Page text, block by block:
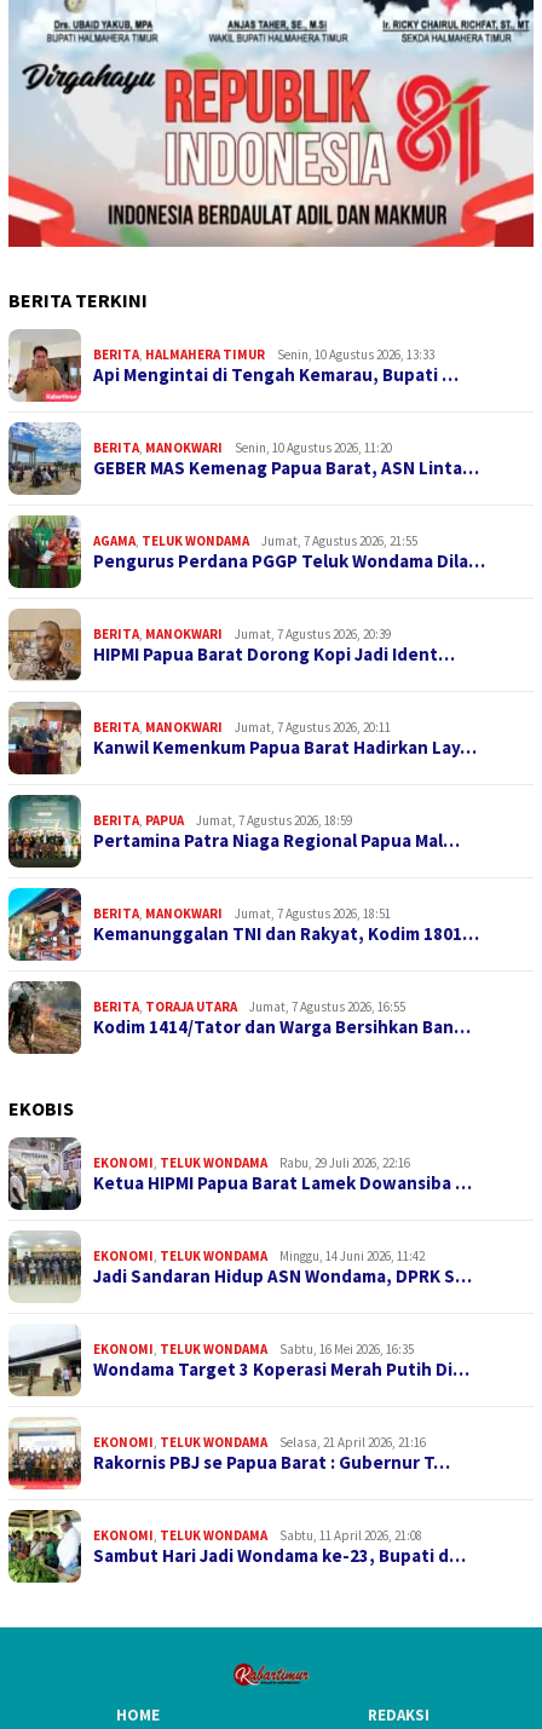
BERITA TERKINI
BERITA, HALMAHERA TIMUR Senin, 10 Agustus 2026, 13:33
Api Mengintai di Tengah Kemarau, Bupati …
BERITA, MANOKWARI Senin, 10 Agustus 2026, 11:20
GEBER MAS Kemenag Papua Barat, ASN Linta…
AGAMA, TELUK WONDAMA Jumat, 7 Agustus 2026, 21:55
Pengurus Perdana PGGP Teluk Wondama Dila…
BERITA, MANOKWARI Jumat, 7 Agustus 2026, 20:39
HIPMI Papua Barat Dorong Kopi Jadi Ident…
BERITA, MANOKWARI Jumat, 7 Agustus 2026, 20:11
Kanwil Kemenkum Papua Barat Hadirkan Lay…
BERITA, PAPUA Jumat, 7 Agustus 2026, 18:59
Pertamina Patra Niaga Regional Papua Mal…
BERITA, MANOKWARI Jumat, 7 Agustus 2026, 18:51
Kemanunggalan TNI dan Rakyat, Kodim 1801…
BERITA, TORAJA UTARA Jumat, 7 Agustus 2026, 16:55
Kodim 1414/Tator dan Warga Bersihkan Ban…
EKOBIS
EKONOMI, TELUK WONDAMA Rabu, 29 Juli 2026, 22:16
Ketua HIPMI Papua Barat Lamek Dowansiba …
EKONOMI, TELUK WONDAMA Minggu, 14 Juni 2026, 11:42
Jadi Sandaran Hidup ASN Wondama, DPRK S…
EKONOMI, TELUK WONDAMA Sabtu, 16 Mei 2026, 16:35
Wondama Target 3 Koperasi Merah Putih Di…
EKONOMI, TELUK WONDAMA Selasa, 21 April 2026, 21:16
Rakornis PBJ se Papua Barat : Gubernur T…
EKONOMI, TELUK WONDAMA Sabtu, 11 April 2026, 21:08
Sambut Hari Jadi Wondama ke-23, Bupati d…
HOME REDAKSI